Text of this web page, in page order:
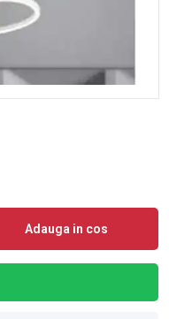
Adauga in cos